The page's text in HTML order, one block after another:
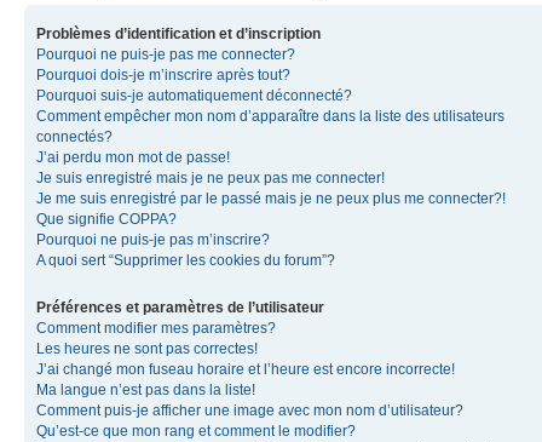
Problèmes d’identification et d’inscription
Pourquoi ne puis-je pas me connecter?
Pourquoi dois-je m’inscrire après tout?
Pourquoi suis-je automatiquement déconnecté?
Comment empêcher mon nom d’apparaître dans la liste des utilisateurs
connectés?
J’ai perdu mon mot de passe!
Je suis enregistré mais je ne peux pas me connecter!
Je me suis enregistré par le passé mais je ne peux plus me connecter?!
Que signifie COPPA?
Pourquoi ne puis-je pas m’inscrire?
A quoi sert “Supprimer les cookies du forum”?
Préférences et paramètres de l’utilisateur
Comment modifier mes paramètres?
Les heures ne sont pas correctes!
J’ai changé mon fuseau horaire et l’heure est encore incorrecte!
Ma langue n’est pas dans la liste!
Comment puis-je afficher une image avec mon nom d’utilisateur?
Qu’est-ce que mon rang et comment le modifier?